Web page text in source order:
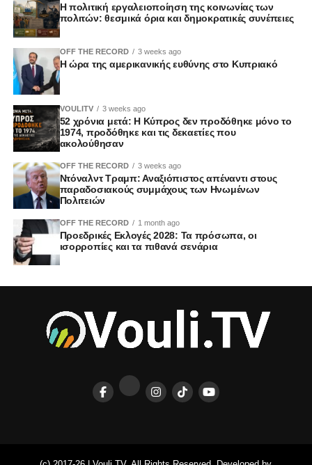
Η πολιτική εργαλειοποίηση της κοινωνίας των
πολιτών: θεσμικά όρια και δημοκρατικές συνέπειες
OFF THE RECORD 3 weeks ago
Η ώρα της αμερικανικής ευθύνης στο Κυπριακό
VOULITV 3 weeks ago
52 χρόνια μετά: Η Κύπρος δεν προδόθηκε μόνο το
1974, προδόθηκε και τις δεκαετίες που
ακολούθησαν
OFF THE RECORD 3 weeks ago
Ντόναλντ Τραμπ: Αναξιόπιστος απέναντι στους
παραδοσιακούς συμμάχους των Ηνωμένων
Πολιτειών
OFF THE RECORD 1 month ago
Προεδρικές Εκλογές 2028: Τα πρόσωπα, οι
ισορροπίες και τα πιθανά σενάρια